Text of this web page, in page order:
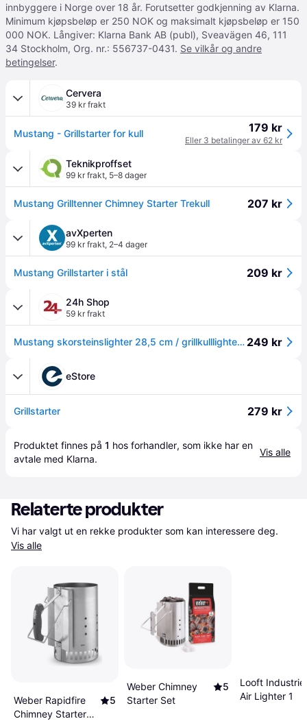
innbyggere i Norge over 18 år. Forutsetter godkjenning av Klarna.
Minimum kjøpsbeløp er 250 NOK og maksimalt kjøpsbeløp er 150
000 NOK. Långiver: Klarna Bank AB (publ), Sveavägen 46, 111
34 Stockholm, Org. nr.: 556737-0431. Se vilkår og andre
betingelser.
Cervera
39 kr frakt
Mustang - Grillstarter for kull 179 kr
Eller 3 betalinger av 62 kr
Teknikproffset
99 kr frakt, 5–8 dager
Mustang Grilltenner Chimney Starter Trekull 207 kr
avXperten
99 kr frakt, 2–4 dager
Mustang Grillstarter i stål 209 kr
24h Shop
59 kr frakt
Mustang skorsteinslighter 28,5 cm / grillkulllighter / skorsteinsstarter / kulllighter 249 kr
eStore
Grillstarter 279 kr
Produktet finnes på 1 hos forhandler, som ikke har en
avtale med Klarna.
Vis alle
Relaterte produkter
Vis alle
Weber Rapidfire
Chimney Starter
5
Weber Chimney
Starter Set
5
Looft
Air Lighter 1